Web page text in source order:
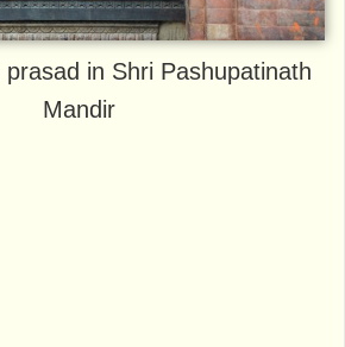
in Shri Pashupatinath
Mandir